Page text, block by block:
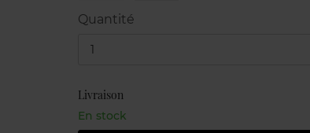
Quantité
1
Livraison
En stock